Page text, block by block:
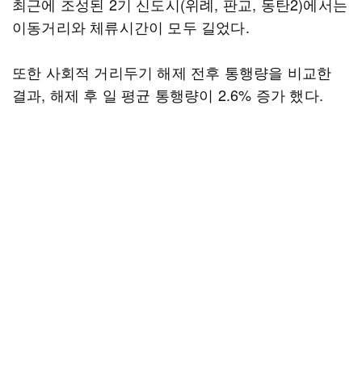
이동거리와 체류시간이 모두 길었다.
또한 사회적 거리두기 해제 전후 통행량을 비교한
결과, 해제 후 일 평균 통행량이 2.6% 증가 했다.